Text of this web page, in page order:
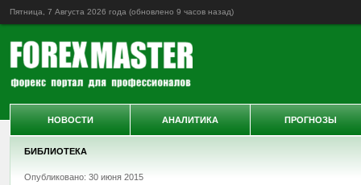
Пятница, 7 Августа 2026 года (обновлено 9 часов назад)
БИБЛИОТЕКА
Опубликовано: 30 июня 2015
НОВОСТИ АНАЛИТИКА ПРОГНОЗЫ